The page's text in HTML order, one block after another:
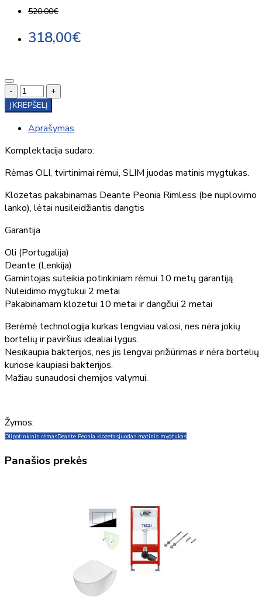
520,00€
318,00€
-
+
Į KREPŠELĮ
Aprašymas
Komplektacija sudaro:
Rėmas OLI, tvirtinimai rėmui, SLIM juodas matinis mygtukas.
Klozetas pakabinamas Deante Peonia Rimless (be nuplovimo
lanko), lėtai nusileidžiantis dangtis
Garantija
Oli (Portugalija)
Deante (Lenkija)
Gamintojas suteikia potinkiniam rėmui 10 metų garantiją
Nuleidimo mygtukui 2 metai
Pakabinamam klozetui 10 metai ir dangčiui 2 metai
Berėmė technologija kurkas lengviau valosi, nes nėra jokių
bortelių ir paviršius idealiai lygus.
Nesikaupia bakterijos, nes jis lengvai prižiūrimas ir nėra bortelių
kuriose kaupiasi bakterijos.
Mažiau sunaudosi chemijos valymui.
Žymos:
Olipotinkinis rėmasDeante Peonia klozetasjuodas matinis mygtukas
Panašios prekės